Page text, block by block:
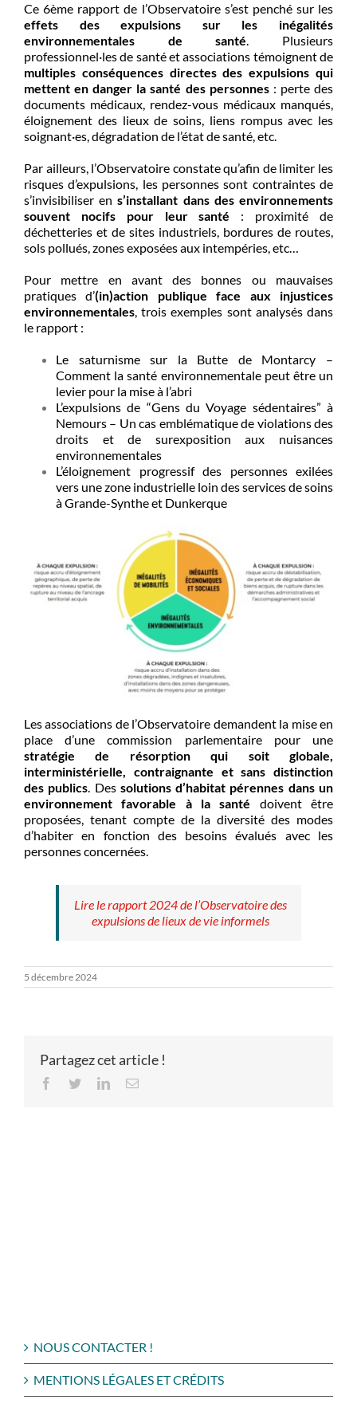
Ce 6ème rapport de l’Observatoire s’est penché sur les
effets des expulsions sur les inégalités
environnementales de santé. Plusieurs
professionnel·les de santé et associations témoignent de
multiples conséquences directes des expulsions qui
mettent en danger la santé des personnes : perte des
documents médicaux, rendez-vous médicaux manqués,
éloignement des lieux de soins, liens rompus avec les
soignant·es, dégradation de l’état de santé, etc.
Par ailleurs, l’Observatoire constate qu’afin de limiter les
risques d’expulsions, les personnes sont contraintes de
s’invisibiliser ens’installant dans des environnements
souvent nocifs pour leur santé : proximité de
déchetteries et de sites industriels, bordures de routes,
sols pollués, zones exposées aux intempéries, etc…
Pour mettre en avant des bonnes ou mauvaises
pratiques d’(in)action publique face aux injustices
environnementales, trois exemples sont analysés dans
le rapport :
Le saturnisme sur la Butte de Montarcy –
Comment la santé environnementale peut être un
levier pour la mise à l’abri
L’expulsions de “Gens du Voyage sédentaires” à
Nemours – Un cas emblématique de violations des
droits et de surexposition aux nuisances
environnementales
L’éloignement progressif des personnes exilées
vers une zone industrielle loin des services de soins
à Grande-Synthe et Dunkerque
Les associations de l’Observatoire demandent la mise en
place d’une commission parlementaire pour une
stratégie de résorption qui soit globale,
interministérielle, contraignante et sans distinction
des publics . Des solutions d’habitat pérennes dans un
environnement favorable à la santé doivent être
proposées, tenant compte de la diversité des modes
d’habiter en fonction des besoins évalués avec les
personnes concernées.
Lire le rapport 2024 de l’Observatoire des
expulsions de lieux de vie informels
5 décembre 2024
Partagez cet article !
Facebook
TwitterLinkedInEmail
NOUS CONTACTER !
MENTIONS LÉGALES ET CRÉDITS